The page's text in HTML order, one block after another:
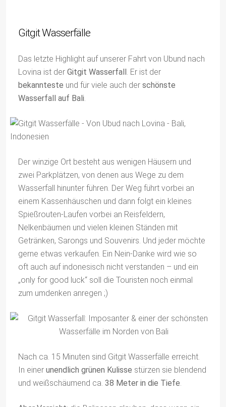
Gitgit Wasserfälle
Das letzte Highlight auf unserer Fahrt von Ubund nach
Lovina ist der Gitgit Wasserfall. Er ist der
bekannteste und für viele auch der schönste
Wasserfall auf Bali.
Der winzige Ort besteht aus wenigen Häusern und
zwei Parkplätzen, von denen aus Wege zu dem
Wasserfall hinunter führen. Der Weg führt vorbei an
einem Kassenhäuschen und dann folgt ein kleines
Spießrouten-Laufen vorbei an Reisfeldern,
Nelkenbäumen und vielen kleinen Ständen mit
Getränken, Sarongs und Souvenirs. Und jeder möchte
gerne etwas verkaufen. Ein Nein-Danke wird wie so
oft auch auf indonesisch nicht verstanden – und ein
„only for good luck“ soll die Touristen noch einmal
zum umdenken anregen ;)
Nach ca. 15 Minuten sind Gitgit Wasserfälle erreicht.
In einer unendlich grünen Kulisse stürzen sie blendend
und weißschäumend ca. 38 Meter in die Tiefe.